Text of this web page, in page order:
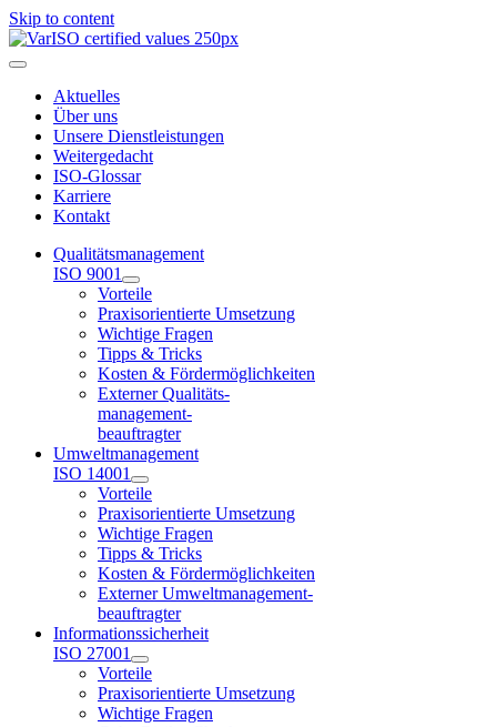
Skip to content
Aktuelles
Über uns
Unsere Dienstleistungen
Weitergedacht
ISO-Glossar
Karriere
Kontakt
Qualitätsmanagement
ISO 9001
Vorteile
Praxisorientierte Umsetzung
Wichtige Fragen
Tipps & Tricks
Kosten & Fördermöglichkeiten
Externer Qualitäts-
management-
beauftragter
Umweltmanagement
ISO 14001
Vorteile
Praxisorientierte Umsetzung
Wichtige Fragen
Tipps & Tricks
Kosten & Fördermöglichkeiten
Externer Umweltmanagement-
beauftragter
Informationssicherheit
ISO 27001
Vorteile
Praxisorientierte Umsetzung
Wichtige Fragen